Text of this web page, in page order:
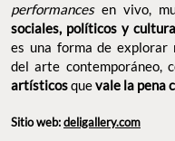
performancesen vivo,
sociales, políticos y
es una forma de explorar
del arte contemporáneo,
artísticosquevale la pena
Sitio web:deligallery.com